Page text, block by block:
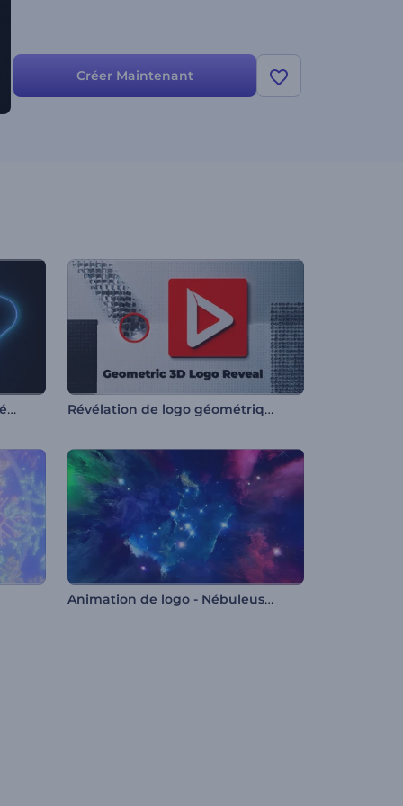
Créer Maintenant
Intro rapide en couches de néon Révélation de logo géométrique 3D
Animation de logo - Nébuleuse incandescente